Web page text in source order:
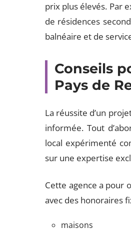
prix plus élevés. Par
de résidences
balnéaire et de
Conseils
Pays de
La réussite d’un
informée. Tout
local expérimenté
sur une expertise
Cette agence a pour
avec des honoraires
maisons